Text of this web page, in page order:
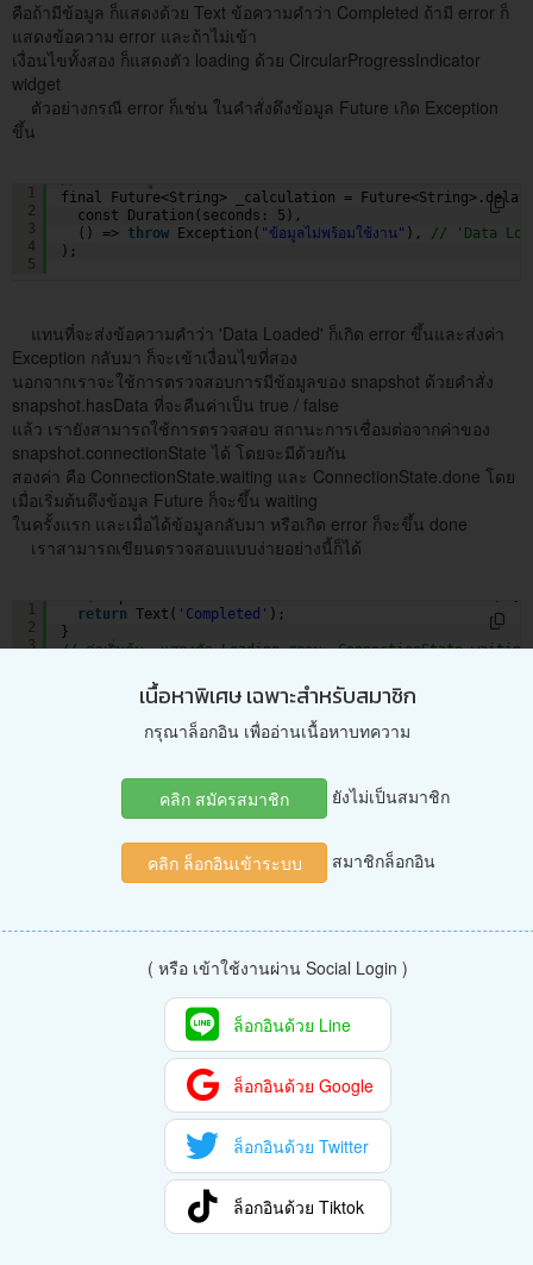
คือถ้ามีข้อมูล ก็แสดงด้วย Text ข้อความคำว่า Completed ถ้ามี error ก็
แสดงข้อความ error และถ้าไม่เข้า
เงื่อนไขทั้งสอง ก็แสดงตัว loading ด้วย CircularProgressIndicator
widget
ตัวอย่างกรณี error ก็เช่น ในคำสั่งดึงข้อมูล Future เกิด Exception
ขึ้น
1
2
3
4
5
final Future<String> _calculation =
const Duration(seconds: 5),
() => throw Exception( "ข้อมูลไม่พร้อมใช้งาน" ),
// 'Data
);
แทนที่จะส่งข้อความคำว่า 'Data Loaded' ก็เกิด error ขึ้นและส่งค่า
Exception กลับมา ก็จะเข้าเงื่อนไขที่สอง
นอกจากเราจะใช้การตรวจสอบการมีข้อมูลของ snapshot ด้วยคำสั่ง
snapshot.hasData ที่จะคืนค่าเป็น true / false
แล้ว เรายังสามารถใช้การตรวจสอบ สถานะการเชื่อมต่อจากค่าของ
snapshot.connectionState ได้ โดยจะมีด้วยกัน
สองค่า คือ ConnectionState.waiting และ ConnectionState.done โดย
เมื่อเริ่มต้นดึงข้อมูล Future ก็จะขึ้น waiting
ในครั้งแรก และเมื่อได้ข้อมูลกลับมา หรือเกิด error ก็จะขึ้น done
เราสามารถเขียนตรวจสอบแบบง่ายอย่างนี้ก็ได้
1
2
3
return Text( 'Completed' );
}
// ค่าเริ่มต้น, แสดงตัว Loading.สถานะ ConnectionState.waiting
อย่างไรก็ตาม ควรใช้แบบวิธีแรกจะครอบคลุมการทำงานมากกว่า
เพราะกรณีที่สอง หากมี error ก็ยังมีค่า
connectionState เป็น done เหมือนกัน หากไม่เขียนคำสั่งเพิ่มเพื่อตรวจ
สอบอีก ก็จะกลายเป็น ส่ง Text
ข้อความ 'Completed' ออกไป วิธีนี้จึงจะไม่ค่อยครอบคลุมเท่าไหร่
class Home extends StatefulWidget {
static const routeName = '/';
const Home({Key? key}) : super
@override
State<StatefulWidget> createState() {
_HomeState();
class _HomeState extends State<Home> {
// จำลองข้อมูลที่จะได้ หรือจะเกิดในอนาคต
final Future<String> _calculation =
เนื้อหาพิเศษ เฉพาะสำหรับสมาชิก
กรุณาล็อกอิน เพื่ออ่านเนื้อหาบทความ
คลิก สมัครสมาชิก ยังไม่เป็นสมาชิก
คลิก ล็อกอินเข้าระบบ สมาชิกล็อกอิน
( หรือ เข้าใช้งานผ่าน Social Login )
ล็อกอินด้วย Line
ล็อกอินด้วย Google
ล็อกอินด้วย Twitter
ล็อกอินด้วย Tiktok